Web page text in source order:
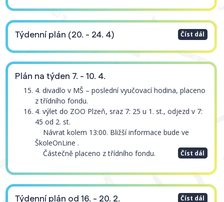
Týdenní plán (20. - 24. 4) Číst dál
Plán na týden 7. - 10. 4.
4. divadlo v MŠ – poslední vyučovací hodina, placeno
z třídního fondu.
4. výlet do ZOO Plzeň, sraz 7: 25 u 1. st., odjezd v 7:
45 od 2. st.
Návrat kolem 13:00. Bližší informace bude ve
ŠkoleOnLine .
Částečně placeno z třídního fondu.
Číst dál
Týdenní plán od 16. - 20. 2. Číst dál